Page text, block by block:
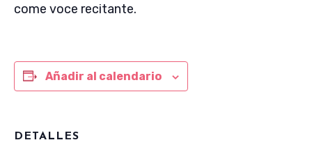
come voce recitante.
Añadir al calendario
DETALLES